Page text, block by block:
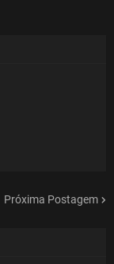
Próxima Postagem